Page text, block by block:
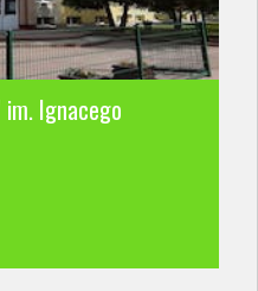
im. Ignacego